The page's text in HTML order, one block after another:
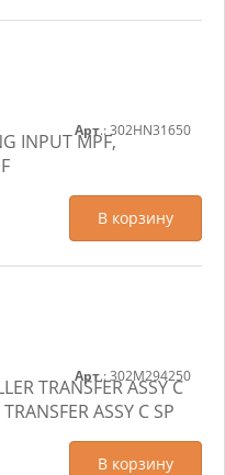
INPUT MPF,
Арт.: 302HN31650
В корзину
TRANSFER ASSY C
ASSY C SP
Арт.: 302M294250
В корзину